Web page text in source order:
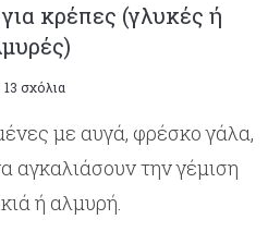
κρέπες (γλυκές ή
13 σχόλια
με αυγά, φρέσκο γάλα,
αγκαλιάσουν την γέμιση
ή αλμυρή.